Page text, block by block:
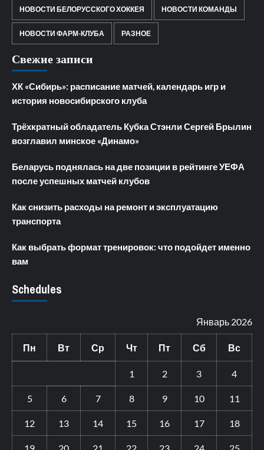
НОВОСТИ БЕЛОРУССКОГО ХОККЕЯ НОВОСТИ КОМАНДЫ
НОВОСТИ ФАРМ-КЛУБА РАЗНОЕ
Свежие записи
ХК «Сибирь»: расписание матчей, календарь игр и
история новосибирского клуба
Трёхкратный обладатель Кубка Стэнли Сергей Брылин
возглавил минское «Динамо»
Беларусь поднялась на две позиции в рейтинге УЕФА
после успешных матчей клубов
Как снизить расходы на ремонт и эксплуатацию
транспорта
Как выбрать формат тренировок: что подойдет именно
вам
Schedules
Январь 2026
Пн Вт Ср Чт Пт Сб Вс
1 2 3 4
5 6 7 8 9 10 11
12 13 14 15 16 17 18
19 20 21 22 23 24 25